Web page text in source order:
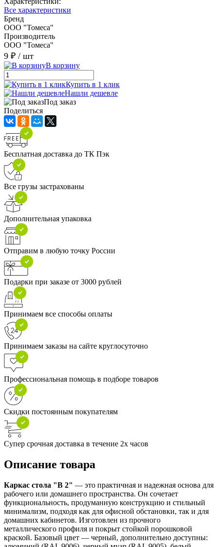
Все характеристики
Бренд
ООО "Томеса"
Производитель
ООО "Томеса"
9 ₽ / шт
В корзину
Купить в 1 клик
Нашли дешевле
Под заказ
Поделиться
Бесплатная доставка до ТК Пэк
Все грузы застрахованы
Дополнительная упаковка
Отправим в любую точку России
Подарки при заказе от 3000 рублей
Принимаем все способы оплаты
Принимаем заказы на сайте круглосуточно
Профессиональная помощь в подборе товаров
Скидки постоянным покупателям
Супер срочная доставка в течение 2х часов
Описание товара
Каркас стола "В 2" — это практичная и надежная основа для
рабочего или домашнего пространства. Он сочетает
функциональность, продуманную конструкцию и стильный
минимализм, подходя как для офисной обстановки, так и для
домашних кабинетов. Изготовлен из прочного
металлического профиля и покрыт стойкой порошковой
краской. Базовый цвет — черный, дополнительно доступны: